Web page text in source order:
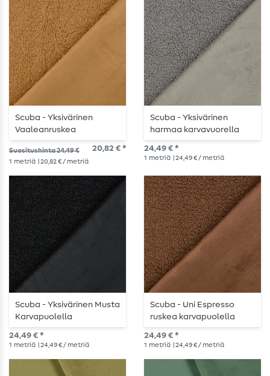
Scuba - Yksivärinen
Vaaleanruskea
Karvavuorella
Suositushinta 24,49 € 20,82 € *
1 metriä | 20,82 € / metriä
Scuba - Yksivärinen
harmaa karvavuorella
24,49 € *
1 metriä | 24,49 € / metriä
Scuba - Yksivärinen Musta
Karvapuolella
24,49 € *
1 metriä | 24,49 € / metriä
Scuba - Uni Espresso
ruskea karvapuolella
24,49 € *
1 metriä | 24,49 € / metriä